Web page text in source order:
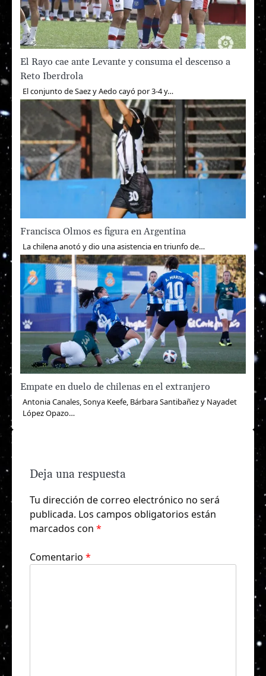
El Rayo cae ante Levante y consuma el descenso a
Reto Iberdrola
El conjunto de Saez y Aedo cayó por 3-4 y…
Francisca Olmos es figura en Argentina
La chilena anotó y dio una asistencia en triunfo de…
Empate en duelo de chilenas en el extranjero
Antonia Canales, Sonya Keefe, Bárbara Santibañez y Nayadet
López Opazo…
Deja una respuesta
Tu dirección de correo electrónico no será
publicada. Los campos obligatorios están
marcados con *
Comentario *